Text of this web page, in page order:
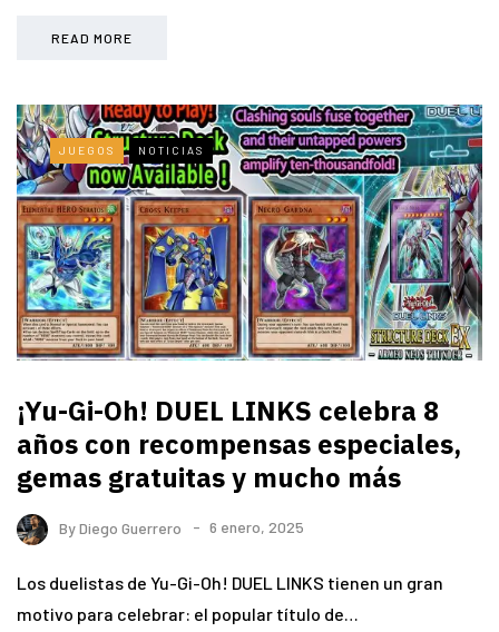
READ MORE
JUEGOS NOTICIAS
¡Yu-Gi-Oh! DUEL LINKS celebra 8
años con recompensas especiales,
gemas gratuitas y mucho más
ByDiego Guerrero 6 enero, 2025
Los duelistas de Yu-Gi-Oh! DUEL LINKS tienen un gran
motivo para celebrar: el popular título de…